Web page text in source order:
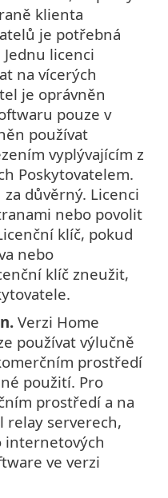
klienta
je potřebná
licenci
na vícerých
je oprávněn
pouze v
používat
vyplývajícím z
Poskytovatelem.
důvěrný. Licenci
nebo povolit
klíč, pokud
nebo
klíč zneužit,
Verzi Home
používat výlučně
prostředí
použití. Pro
prostředí a na
relay serverech,
internetových
ve verzi